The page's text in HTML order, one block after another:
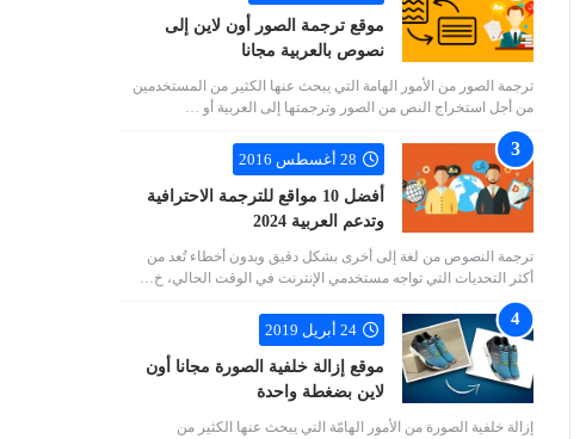
موقع ترجمة الصور أون لاين إلى
نصوص بالعربية مجانا
ترجمة الصور من الأمور الهامة التي يبحث عنها الكثير من المستخدمين
من أجل استخراج النص من الصور وترجمتها إلى العربية أو …
28 أغسطس 2016
أفضل 10 مواقع للترجمة الاحترافية
وتدعم العربية 2024
ترجمة النصوص من لغة إلى أخرى بشكل دقيق وبدون أخطاء تُعد من
أكثر التحديات التي تواجه مستخدمي الإنترنت في الوقت الحالي، خ…
24 أبريل 2019
موقع إزالة خلفية الصورة مجانا أون
لاين بضغطة واحدة
إزالة خلفية الصورة من الأمور الهامّة التي يبحث عنها الكثير من